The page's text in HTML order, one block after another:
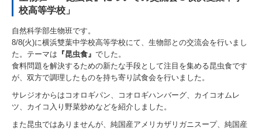
校高等学校」
自然科学部生物班です。
8/8(火)に横浜雙葉中学校高等学校にて、生物部との交流会を行いまし
た。テーマは 『昆虫食』 でした。
食料問題を解決するための新たな手段として注目を集める昆虫食です
が、双方で調理したものを持ち寄り試食会を行いました。
サレジオからはコオロギパン、コオロギハンバーグ、カイコオムレ
ツ、カイコ入り野菜炒めなどを紹介しました。
また昆虫ではありませんが、純国産アメリカザリガニスープ、純国産